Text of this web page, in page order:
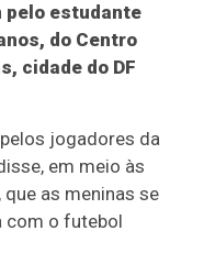
pelo estudante
do Centro
cidade do DF
jogadores da
em meio às
as meninas se
com o futebol